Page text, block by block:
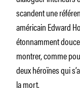
scandent une
américain Edward
étonnamment
montrer, comme
deux héroïnes qui
la mort.